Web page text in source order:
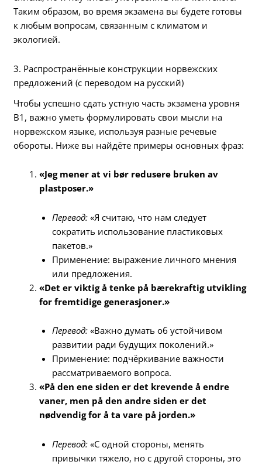
Таким образом, во время экзамена вы будете готовы
к любым вопросам, связанным с климатом и
экологией.
3. Распространённые конструкции норвежских
предложений (с переводом на русский)
Чтобы успешно сдать устную часть экзамена уровня
B1, важно уметь формулировать свои мысли на
норвежском языке, используя разные речевые
обороты. Ниже вы найдёте примеры основных фраз:
«Jeg mener at vi bør redusere bruken av
plastposer.»
Перевод: «Я считаю, что нам следует
сократить использование пластиковых
пакетов.»
Применение: выражение личного мнения
или предложения.
«Det er viktig å tenke på bærekraftig utvikling
for fremtidige generasjoner.»
Перевод: «Важно думать об устойчивом
развитии ради будущих поколений.»
Применение: подчёркивание важности
рассматриваемого вопроса.
«På den ene siden er det krevende å endre
vaner, men på den andre siden er det
nødvendig for å ta vare på jorden.»
Перевод: «С одной стороны, менять
привычки тяжело, но с другой стороны, это